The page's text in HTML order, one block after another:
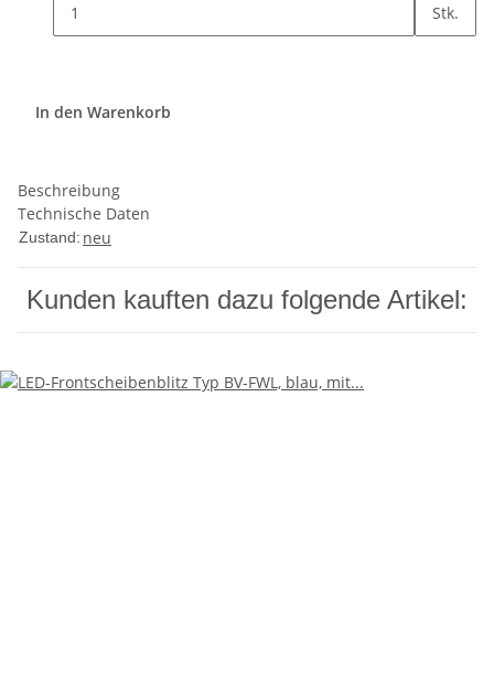
Stk.
In den Warenkorb
Beschreibung
Technische Daten
Zustand: neu
Kunden kauften dazu folgende Artikel: